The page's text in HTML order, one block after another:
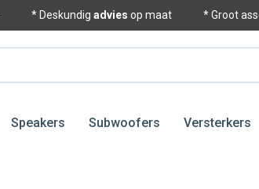
* Deskundig advies op maat * Groot
Speakers Subwoofers Versterkers